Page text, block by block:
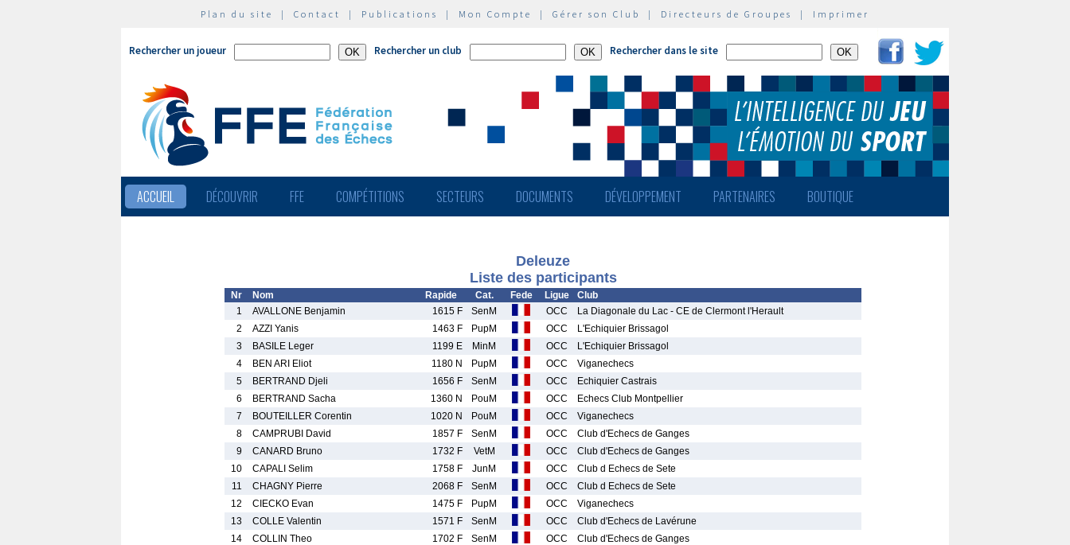
Plan du site | Contact | Publications | Mon Compte | Gérer son Club | Directeurs de Groupes | Imprimer
Rechercher un joueur Rechercher un club Rechercher dans le site
ACCUEIL DÉCOUVRIR FFE COMPÉTITIONS SECTEURS DOCUMENTS DÉVELOPPEMENT PARTENAIRES BOUTIQUE
Deleuze
Liste des participants
Nr Nom Rapide Cat. Fede Ligue
Club
1
AVALLONE Benjamin 1615 F SenM OCC
La Diagonale du Lac - CE de Clermont l'Herault
2
AZZI Yanis 1463 F PupM OCC
L'Echiquier Brissagol
3
BASILE Leger 1199 E MinM OCC
L'Echiquier Brissagol
4
BEN ARI Eliot 1180 N PupM OCC
Viganechecs
5
BERTRAND Djeli 1656 F SenM OCC
Echiquier Castrais
6
BERTRAND Sacha 1360 N PouM OCC
Echecs Club Montpellier
7
BOUTEILLER Corentin 1020 N PouM OCC
Viganechecs
8
CAMPRUBI David 1857 F SenM OCC
Club d'Echecs de Ganges
9
CANARD Bruno 1732 F VetM OCC
Club d'Echecs de Ganges
10
CAPALI Selim 1758 F JunM OCC
Club d Echecs de Sete
11
CHAGNY Pierre 2068 F SenM OCC
Club d Echecs de Sete
12
CIECKO Evan 1475 F PupM OCC
Viganechecs
13
COLLE Valentin 1571 F SenM OCC
Club d'Echecs de Lavérune
14
COLLIN Theo 1702 F SenM OCC
Club d'Echecs de Ganges